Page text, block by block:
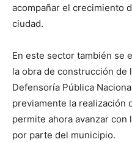
acompañar el crecimiento
ciudad.
En este sector también se
la obra de construcción de
Defensoría Pública
previamente la realización
permite ahora avanzar con
por parte del municipio.